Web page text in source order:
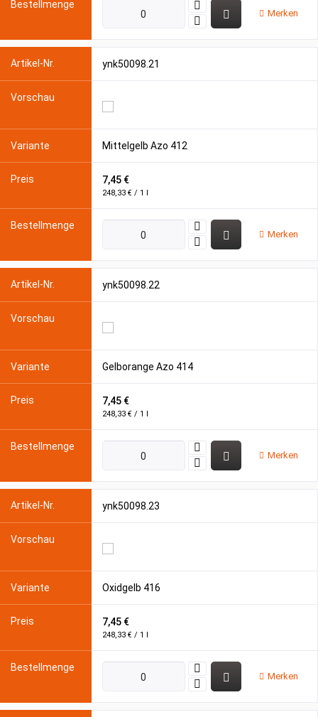
Merken
ynk50098.21
Mittelgelb Azo 412
7,45 €
248,33 € / 1 l
Merken
ynk50098.22
Gelborange Azo 414
7,45 €
248,33 € / 1 l
Merken
ynk50098.23
Oxidgelb 416
7,45 €
248,33 € / 1 l
Merken